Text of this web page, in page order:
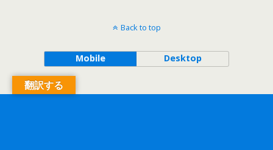
Back to top
Mobile Desktop
翻訳する